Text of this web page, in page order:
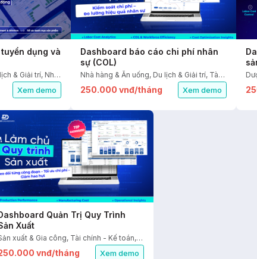
dụng và
Nhà hàng & Ăn uống, Du lịch & Giải trí, Nhân sự
Xem demo
Dashboard báo cáo chi phí nhân
sự (COL)
Nhà hàng & Ăn uống, Du lịch & Giải trí, Tài chính - Kế toán, Nhân sự
250.000 vnđ/tháng Xem demo
Quản Trị Quy Trình
Xuất
Sản xuất & Gia công, Tài chính - Kế toán, Nhân sự, Kho vận - Cung ứng
vnđ/tháng Xem demo